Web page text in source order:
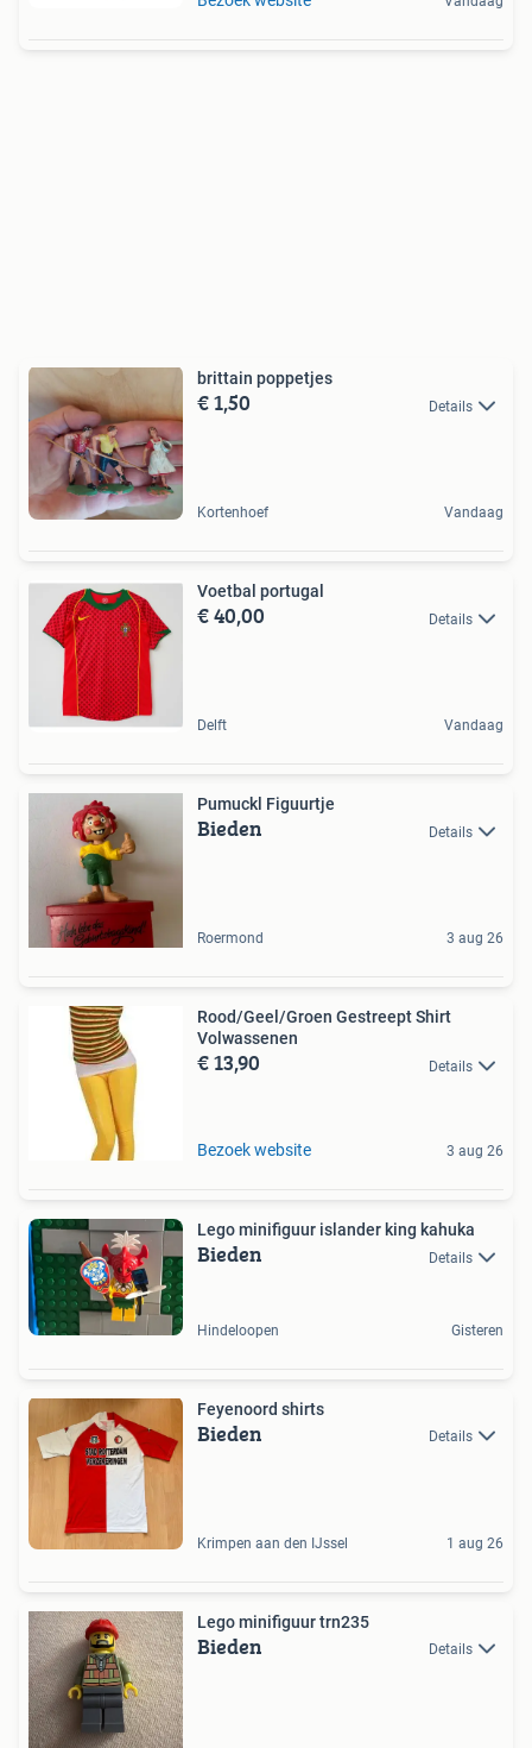
brittain poppetjes
€ 1,50 Details
Kortenhoef Vandaag
Voetbal portugal
€ 40,00 Details
Delft Vandaag
Pumuckl Figuurtje
Bieden Details
Roermond 3 aug 26
Rood/Geel/Groen Gestreept Shirt
Volwassenen
€ 13,90 Details
Bezoek website 3 aug 26
Lego minifiguur islander king kahuka
Bieden Details
Hindeloopen Gisteren
Feyenoord shirts
Bieden Details
Krimpen aan den IJssel 1 aug 26
Lego minifiguur trn235
Bieden Details